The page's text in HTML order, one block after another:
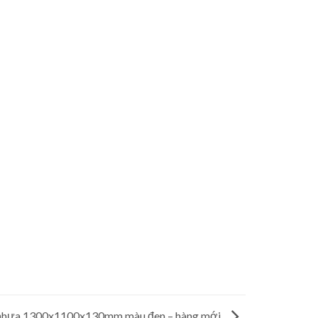
1300x1100x130mm màu đen – hàng mới